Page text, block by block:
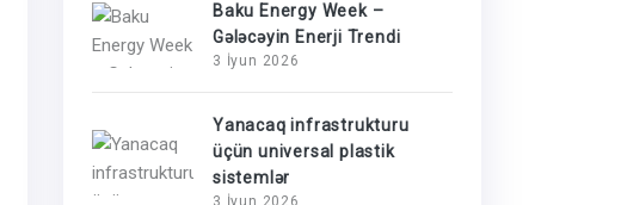
Baku Energy Week –
Gələcəyin Enerji Trendi
3 İyun 2026
Yanacaq infrastrukturu
üçün universal plastik
sistemlər
3 İyun 2026